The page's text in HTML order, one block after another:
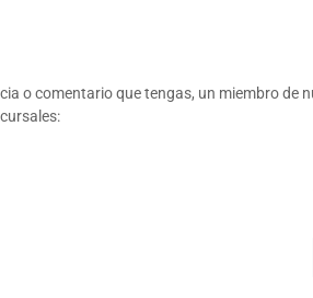
o comentario que tengas, un miembro